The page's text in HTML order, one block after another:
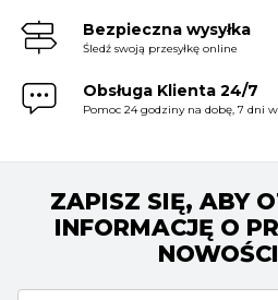
Bezpieczna wysyłka
Śledź swoją przesyłkę online
Obsługa Klienta 24/7
Pomoc 24 godziny na dobę, 7 dni
ZAPISZ SIĘ, ABY
INFORMACJĘ O